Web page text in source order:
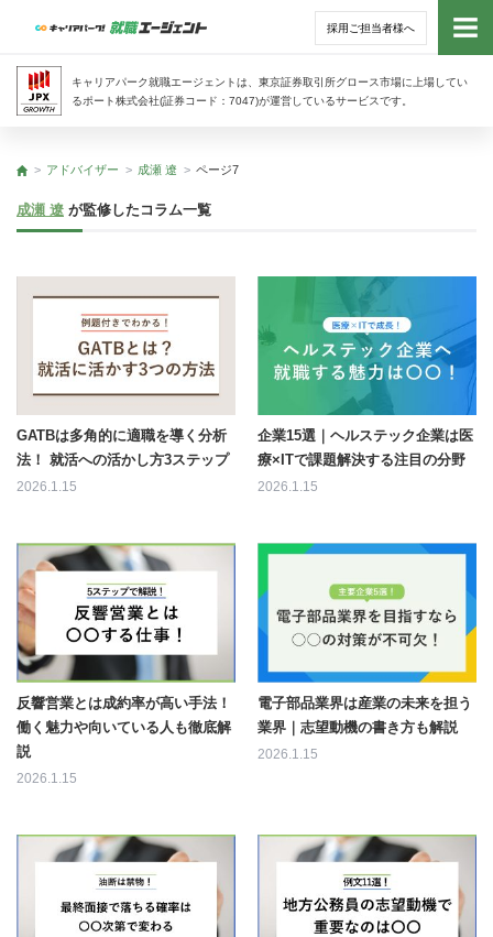
採用ご担当者様へ
キャリアパーク就職エージェントは、東京証券取引所グロース市場に上場してい
るポート株式会社(証券コード：7047)が運営しているサービスです。
トッ
経
トップ
アドバイザー 成瀬 遼 ページ7
成瀬 遼 が監修したコラム一覧
GATBは多角的に適職を導く分析
法！ 就活への活かし方3ステップ
2026.1.15
企業15選｜ヘルステック企業は医
療×ITで課題解決する注目の分野
2026.1.15
反響営業とは成約率が高い手法！
働く魅力や向いている人も徹底解
説
2026.1.15
電子部品業界は産業の未来を担う
業界｜志望動機の書き方も解説
2026.1.15